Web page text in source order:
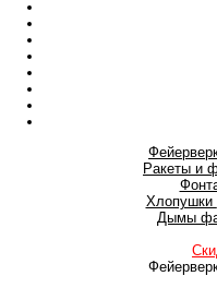
Ракеты и
Хлопушки
Дымы